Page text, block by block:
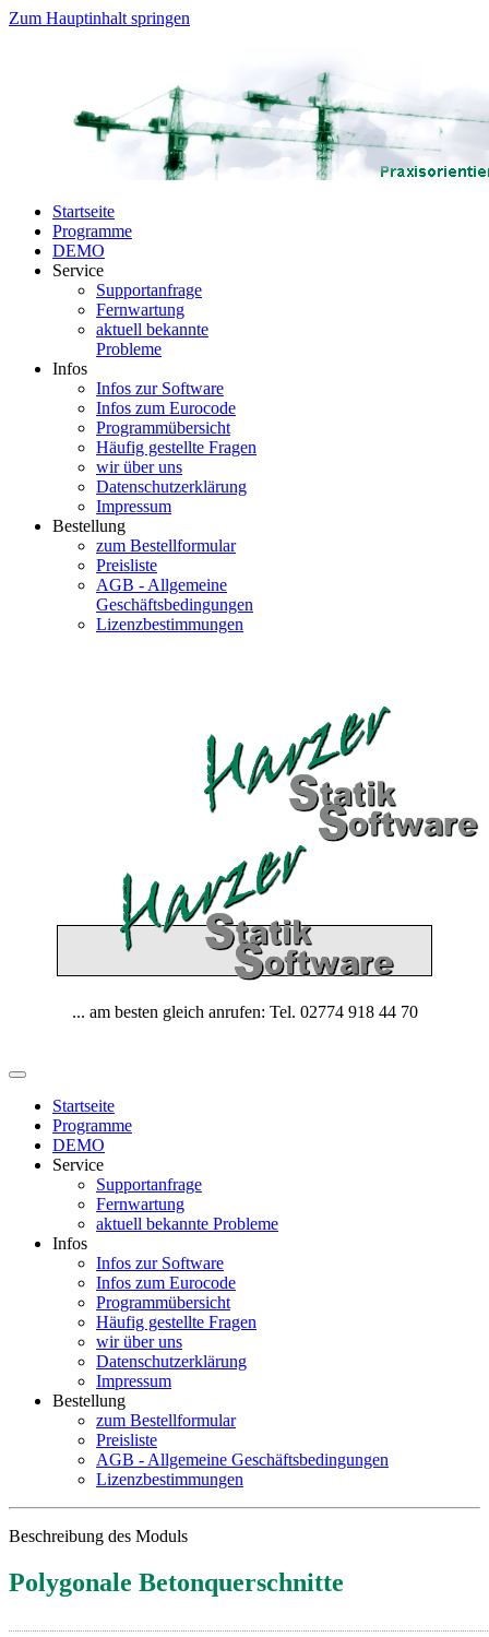
Zum Hauptinhalt springen
Startseite
Programme
DEMO
Service
Supportanfrage
Fernwartung
aktuell bekannte
Probleme
Infos
Infos zur Software
Infos zum Eurocode
Programmübersicht
Häufig gestellte Fragen
wir über uns
Datenschutzerklärung
Impressum
Bestellung
zum Bestellformular
Preisliste
AGB - Allgemeine
Geschäftsbedingungen
Lizenzbestimmungen
... am besten gleich anrufen: Tel. 02774 918 44 70
Startseite
Programme
DEMO
Service
Supportanfrage
Fernwartung
aktuell bekannte Probleme
Infos
Infos zur Software
Infos zum Eurocode
Programmübersicht
Häufig gestellte Fragen
wir über uns
Datenschutzerklärung
Impressum
Bestellung
zum Bestellformular
Preisliste
AGB - Allgemeine Geschäftsbedingungen
Lizenzbestimmungen
Beschreibung des Moduls
Polygonale Betonquerschnitte